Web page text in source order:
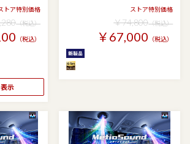
トア特別価格
（税込）
（税込）
示
ストア特別価格
￥74,800（税込）
￥67,000 （税込）